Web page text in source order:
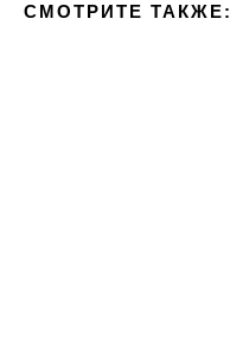
СМОТРИТЕ ТАКЖЕ: